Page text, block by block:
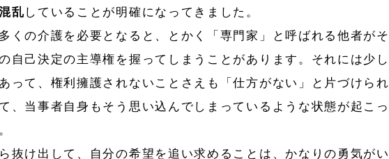
乱していることが明確になってきました。
くの介護を必要となると、とかく「専門家」と呼ばれる他者がそ
自己決定の主導権を握ってしまうことがあります。それには少し
って、権利擁護されないことさえも「仕方がない」と片づけられ
、当事者自身もそう思い込んでしまっているような状態が起こっ
抜け出して、自分の希望を追い求めることは、かなりの勇気がい